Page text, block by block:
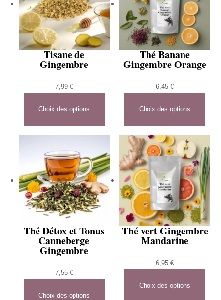
Tisane de
Gingembre
7,99 €
Choix des options
Thé Banane
Gingembre Orange
6,45€
Choix des options
Thé Détox et Tonus
Canneberge
Gingembre
7,55 €
Choix des options
Thé vert Gingembre
Mandarine
6,95€
Choix des options